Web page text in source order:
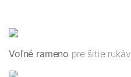
Voľné rameno pre šitie